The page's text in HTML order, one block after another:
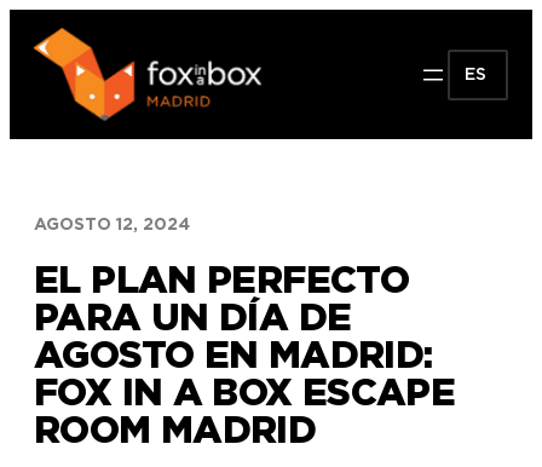
Saltar
contenido
ES
AGOSTO 12, 2024
EL PLAN PERFECTO
PARA UN DÍA DE
AGOSTO EN MADRID:
FOX IN A BOX ESCAPE
ROOM MADRID